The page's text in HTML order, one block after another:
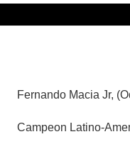
Fernando Macia Jr,
Campeon Latino-